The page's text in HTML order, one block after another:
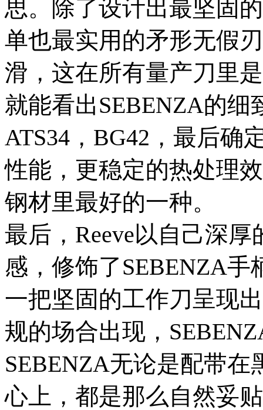
思。除了设计出最坚固
单也最实用的矛形无假
滑，这在所有量产刀里
就能看出SEBENZA的细
ATS34，BG42，最后确
性能，更稳定的热处理
钢材里最好的一种。
最后，Reeve以自己深
感，修饰了SEBENZA
一把坚固的工作刀呈现
规的场合出现，
SEBENZA无论是配带
心上，都是那么自然妥